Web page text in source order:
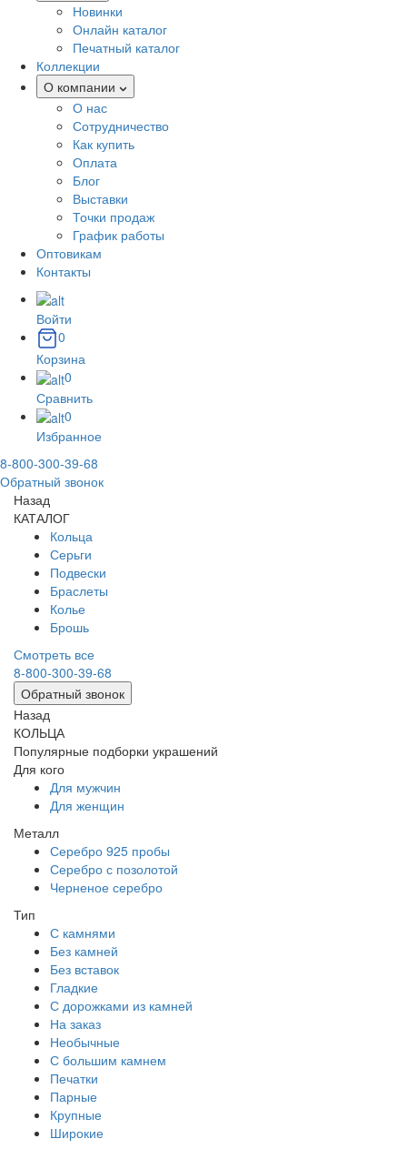
Новинки
Онлайн каталог
Печатный каталог
Коллекции
О компании
О нас
Сотрудничество
Как купить
Оплата
Блог
Выставки
Точки продаж
График работы
Оптовикам
Контакты
Войти
0
Корзина
0
Сравнить
0
Избранное
8-800-300-39-68
Обратный звонок
Назад
КАТАЛОГ
Кольца
Серьги
Подвески
Браслеты
Колье
Брошь
Смотреть все
8-800-300-39-68
Обратный звонок
Назад
КОЛЬЦА
Популярные подборки украшений
Для кого
Для мужчин
Для женщин
Металл
Серебро 925 пробы
Серебро с позолотой
Черненое серебро
Тип
С камнями
Без камней
Без вставок
Гладкие
С дорожками из камней
На заказ
Необычные
С большим камнем
Печатки
Парные
Крупные
Широкие